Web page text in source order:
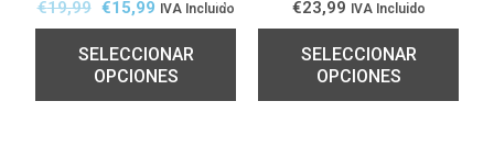
€19,99 €15,99 IVA Incluido
SELECCIONAR
OPCIONES
€23,99 IVA Incluido
SELECCIONAR
OPCIONES